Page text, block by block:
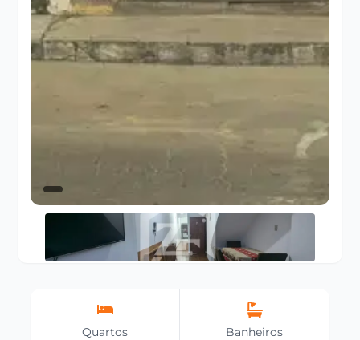
Quartos Banheiros